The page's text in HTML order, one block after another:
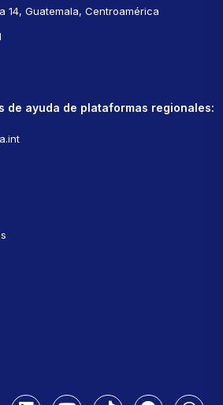
14, Guatemala, Centroamérica
de ayuda de plataformas regionales: